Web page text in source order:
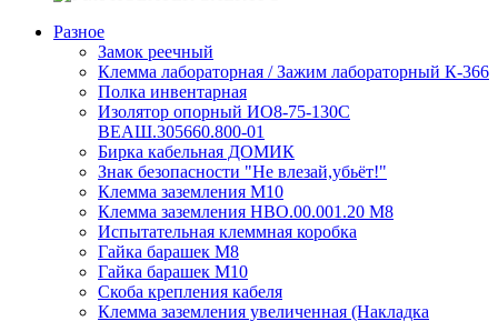
Разное
Замок реечный
Клемма лабораторная / Зажим лабораторный К-366
Полка инвентарная
Изолятор опорный ИО8-75-130С
ВЕАШ.305660.800-01
Бирка кабельная ДОМИК
Знак безопасности "Не влезай,убьёт!"
Клемма заземления М10
Клемма заземления НВО.00.001.20 М8
Испытательная клеммная коробка
Гайка барашек М8
Гайка барашек М10
Скоба крепления кабеля
Клемма заземления увеличенная (Накладка